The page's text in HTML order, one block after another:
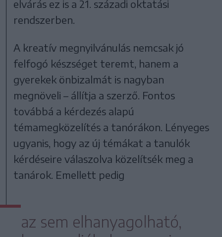
elvárás ez is a 21. századi oktatási
rendszerben.
A kreatív megnyilvánulás nemcsak jó
felfogó készséget teremt, hanem a
gyerekek önbizalmát is nagyban
megnöveli – állítja a szerző. Fontos
továbbá a kérdezés alapú
témamegközelítés a tanórákon. Lényeges
ugyanis, hogy az új témákat a tanulók
kérdéseire válaszolva közelítsék meg a
tanárok. Emellett pedig
az sem elhanyagolható,